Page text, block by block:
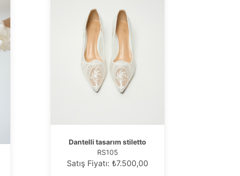
Dantelli tasarım stiletto
RS105
Satış Fiyatı: ₺7.500,00